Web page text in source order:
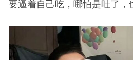
要逼着自己吃，哪怕是吐了，